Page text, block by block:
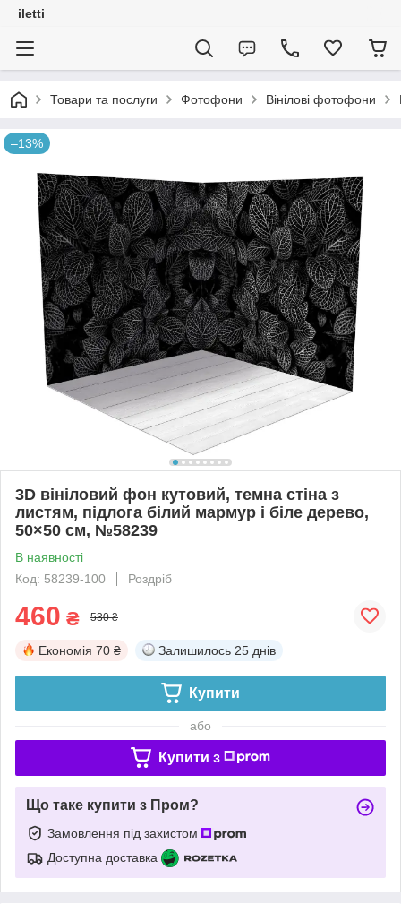
iletti
Товари та послуги Фотофони Вінілові фотофони
–13%
3D вініловий фон кутовий, темна стіна з
листям, підлога білий мармур і біле дерево,
50×50 см, №58239
В наявності
Код: 58239-100
Роздріб
460 ₴ 530 ₴
Економія 70 ₴ Залишилось 25 днів
Купити
або
Купити з
Що таке купити з Пром?
Замовлення під захистом
Доступна доставка